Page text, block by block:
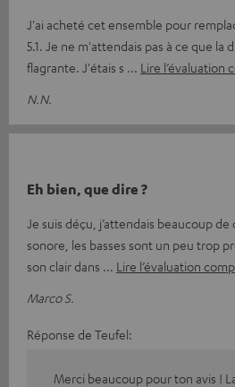
J'ai acheté cet ensemble pour
5.1. Je ne m'attendais pas à ce que la
flagrante. J'étais s
Lire l’évaluation
N.N.
Eh bien, que dire ?
Je suis déçu, j’attendais beaucoup
sonore, les basses sont un peu trop
son clair dans
Lire l’évaluation
Marco S.
Réponse de Teufel:
Merci beaucoup pour ton avis !